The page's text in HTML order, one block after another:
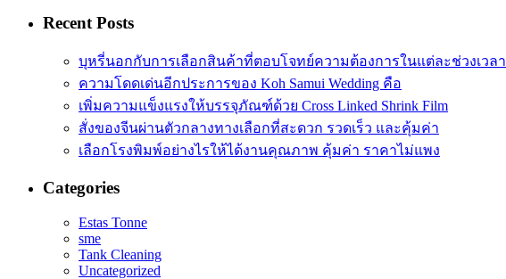
Recent Posts
บุหรี่นอกกับการเลือกสินค้าที่ตอบโจทย์ความต้องการในแต่ละช่วงเวลา
ความโดดเด่นอีกประการของ Koh Samui Wedding คือ
เพิ่มความแข็งแรงให้บรรจุภัณฑ์ด้วย Cross Linked Shrink Film
สั่งของจีนผ่านตัวกลางทางเลือกที่สะดวก รวดเร็ว และคุ้มค่า
เลือกโรงพิมพ์อย่างไรให้ได้งานคุณภาพ คุ้มค่า ราคาไม่แพง
Categories
Estas Tonne
sme
Tank Cleaning
Uncategorized